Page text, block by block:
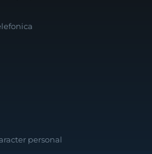
personal